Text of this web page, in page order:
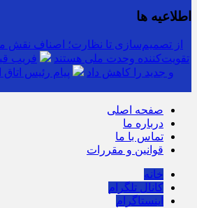
اطلاعیه ها
از تصمیم‌سازی تا نظارت؛ اصناف نقش
تقویت‌کننده وحدت ملی هستند
فریب
و جدید را کاهش داد
پیام رئیس
صفحه اصلی
درباره ما
تماس با ما
قوانین و مقررات
خانه
کانال تلگرام
اینستاگرام